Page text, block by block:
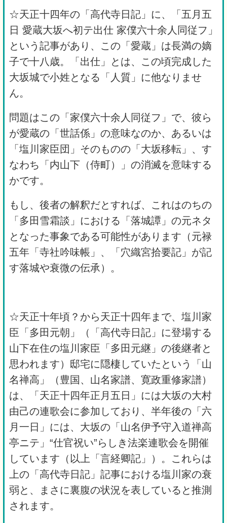
☆天正十四年の「高代寺日記」に、「五月五
日 愛蔵大坂へ初テ出仕 家僕六十余人同従フ」
という記事があり、この「愛蔵」は長満の嫡
子で十八歳。「出仕」とは、この頃完成した
大坂城で小姓となる「人質」に他なりませ
ん。
問題はこの「家僕六十余人同従フ」で、彼ら
が愛蔵の「世話係」の意味なのか、あるいは
「塩川家臣団」そのものの「大坂移転」、す
なわち「内山下（侍町）」の消滅を意味する
かです。
もし、後者の解釈だとすれば、これはのちの
「多田雪霜談」における「落城譚」の元ネタ
となった事象である可能性があります（元禄
五年「寺社吟味帳」、「穴織宮拾要記」が記
す落城や衰微の伝承）。
☆天正十年頃？から天正十四年まで、塩川家
臣「多田元朝」（「高代寺日記」に登場する
山下在住の塩川家臣「多田元継」の後継者と
思われます）邸宅に隠棲していたという「山
名禅高」（豊国、山名家譜、寛政重修家譜）
は、「天正十四年正月五日」には大坂の大村
由己の連歌会に参加しており、半年後の「六
月一日」には、大坂の「山名伊予守入道禅高
亭ニテ」“仕官祝い”らしき法楽連歌会を開催
しています（以上「言経卿記」）。これらは
上の「高代寺日記」記事における塩川家の衰
弱と、まさに裏腹の状況を表していると推測
されます。